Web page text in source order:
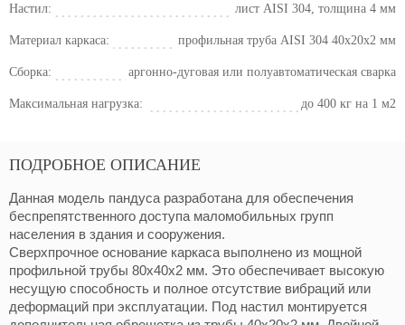
Настил: лист AISI 304, толщина 4 мм
Материал каркаса: профильная труба AISI 304 40х20х2 мм
Сборка: аргонно-дуговая или полуавтоматическая сварка
Максимальная нагрузка: до 400 кг на 1 м2
ПОДРОБНОЕ ОПИСАНИЕ
Данная модель пандуса разработана для обеспечения
беспрепятственного доступа маломобильных групп
населения в здания и сооружения.
Сверхпрочное основание каркаса выполнено из мощной
профильной трубы 80х40х2 мм. Это обеспечивает высокую
несущую способность и полное отсутствие вибраций или
деформаций при эксплуатации. Под настил монтируется